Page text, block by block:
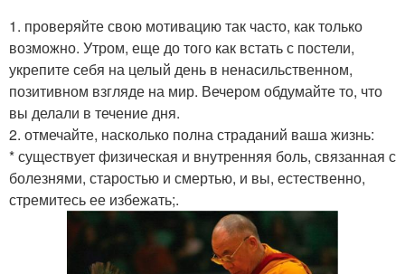
1. проверяйте свою мотивацию так часто, как только
возможно. Утром, еще до того как встать с постели,
укрепите себя на целый день в ненасильственном,
позитивном взгляде на мир. Вечером обдумайте то, что
вы делали в течение дня.
2. отмечайте, насколько полна страданий ваша жизнь:
* существует физическая и внутренняя боль, связанная с
болезнями, старостью и смертью, и вы, естественно,
стремитесь ее избежать;.